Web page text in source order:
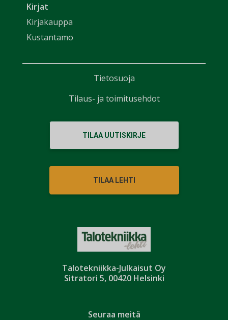
Talotekniikka-Julkaisut Oy
Sitratori 5, 00420 Helsinki
Kirjat
Kirjakauppa
Kustantamo
TILAA UUTISKIRJE
TILAA LEHTI
Seuraa meitä
Tietosuoja
Tilaus- ja toimitusehdot